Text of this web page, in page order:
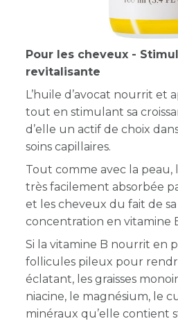
Pour les cheveux -
revitalisante
L’huile d’avocat nourrit et
tout en stimulant sa
d’elle un actif de choix
soins capillaires.
Tout comme avec la peau,
très facilement absorbée
et les cheveux du fait de
concentration en vitamine
Si la vitamine B nourrit en
follicules pileux pour
éclatant, les graisses
niacine, le magnésium, le
minéraux qu’elle contient